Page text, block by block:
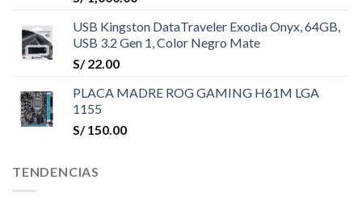
USB Kingston DataTraveler Exodia Onyx, 64GB,
USB 3.2 Gen 1, Color Negro Mate
S/22.00
PLACA MADRE ROG GAMING H61M LGA
1155
S/150.00
TENDENCIAS